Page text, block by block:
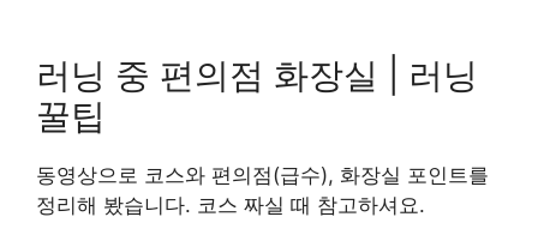
러닝 중 편의점 화장실 | 러닝
꿀팁
동영상으로 코스와 편의점(급수), 화장실 포인트를
정리해 봤습니다. 코스 짜실 때 참고하셔요.